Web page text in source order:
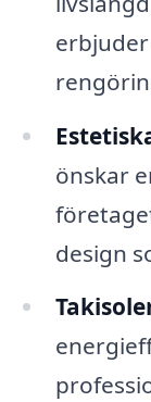
önskar
design